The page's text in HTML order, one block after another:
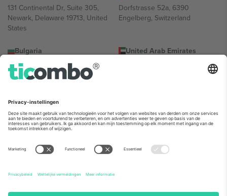
131 Continental Dr, Suite 305,
Newark, Delaware 19713, United
States
Dorfstrasse 52a, 6390
Engelberg, Switzerland
Bulgaria
Regus Sofia City West, bul
Totleben 53-55, 1606 Sofia,
United Arab Emirates
UAE Dubai Silicon Oasis, DDP
Building A1, Office 302, Dubai,
Mexico
Av Chapultepec 360, Roma
Norte, Cuauhtémoc, 06700
Ciudad de México, CDMX,
Mexico
De juridische entiteit van de aanbieder van het platform kan
domein. Kijk voor meer informatie op de specifieke pagina van het